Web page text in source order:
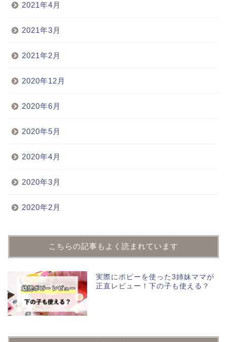
2021年4月
2021年3月
2021年2月
2020年12月
2020年6月
2020年5月
2020年4月
2020年3月
2020年2月
こちらの記事もよく読まれています
実際にポピーを使った3姉妹ママが
正直レビュー！下の子も使える？